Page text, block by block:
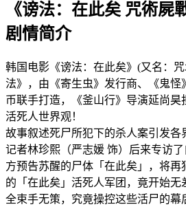
《谤法：在此矣 咒術屍
剧情简介
韩国电影《谤法：在此矣》(又名：
法》，由《寄生虫》发行商、《鬼怪
币联手打造，《釜山行》导演延尚昊
活死人世界观！
故事叙述死尸所犯下的杀人案引发各
记者林珍熙（严志媛 饰）后来专访
方预告苏醒的尸体「在此矣」，将
的「在此矣」活死人军团，竟开始
全束手无策，究竟操控这些活尸的幕